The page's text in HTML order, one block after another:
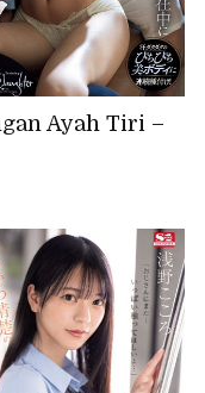
Ayah Tiri –